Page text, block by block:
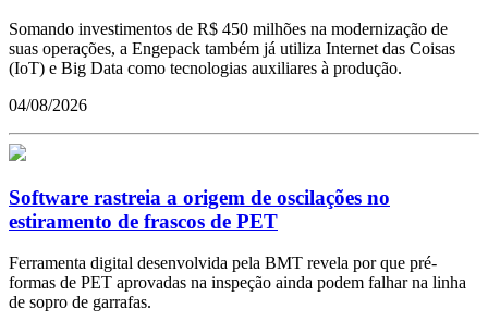
Somando investimentos de R$ 450 milhões na modernização de
suas operações, a Engepack também já utiliza Internet das Coisas
(IoT) e Big Data como tecnologias auxiliares à produção.
04/08/2026
Software rastreia a origem de oscilações no
estiramento de frascos de PET
Ferramenta digital desenvolvida pela BMT revela por que pré-
formas de PET aprovadas na inspeção ainda podem falhar na linha
de sopro de garrafas.